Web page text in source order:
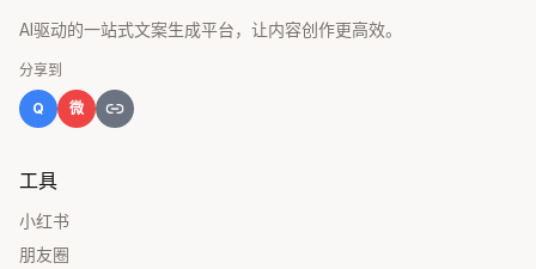
AI驱动的一站式文案生成平台，让内容创作更高效。
分享到
Q 微
工具
小红书
朋友圈